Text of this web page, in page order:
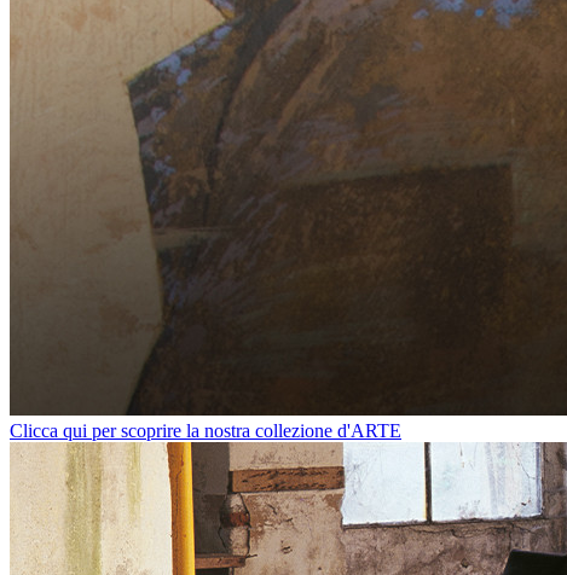
Clicca qui per scoprire la nostra collezione d'ARTE